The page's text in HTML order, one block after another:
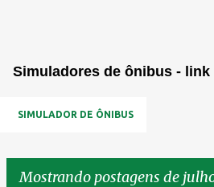
Simuladores de ônibus - link
SIMULADOR DE ÔNIBUS
Mostrando postagens de